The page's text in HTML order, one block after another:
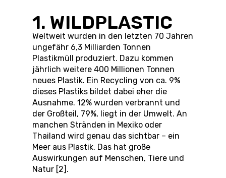
1. WILDPLASTIC
Weltweit wurden in den letzten 70 Jahren
ungefähr 6,3 Milliarden Tonnen
Plastikmüll produziert. Dazu kommen
jährlich weitere 400 Millionen Tonnen
neues Plastik. Ein Recycling von ca. 9%
dieses Plastiks bildet dabei eher die
Ausnahme. 12% wurden verbrannt und
der Großteil, 79%, liegt in der Umwelt. An
manchen Stränden in Mexiko oder
Thailand wird genau das sichtbar – ein
Meer aus Plastik. Das hat große
Auswirkungen auf Menschen, Tiere und
Natur [2].